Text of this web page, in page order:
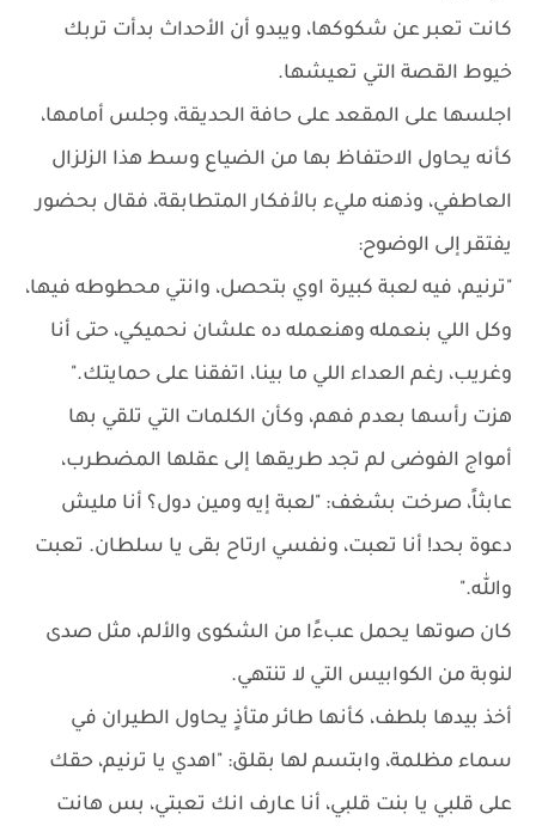
كانت تعبر عن شكوكها، ويبدو أن الأحداث بدأت تربك
خيوط القصة التي تعيشها.
اجلسها على المقعد على حافة الحديقة، وجلس أمامها،
كأنه يحاول الاحتفاظ بها من الضياع وسط هذا الزلزال
العاطفي، وذهنه مليء بالأفكار المتطابقة، فقال بحضور
يفتقر إلى الوضوح:
"ترنيم، فيه لعبة كبيرة اوي بتحصل، وانتي محطوطه فيها،
وكل اللي بنعمله وهنعمله ده علشان نحميكي، حتى أنا
وغريب، رغم العداء اللي ما بينا، اتفقنا على حمايتك."
هزت رأسها بعدم فهم، وكأن الكلمات التي تلقي بها
أمواج الفوضى لم تجد طريقها إلى عقلها المضطرب،
عابثاً، صرخت بشغف: "لعبة إيه ومين دول؟ أنا مليش
دعوة بحد! أنا تعبت، ونفسي ارتاح بقى يا سلطان. تعبت
والله."
كان صوتها يحمل عبءًا من الشكوى والألم، مثل صدى
لنوبة من الكوابيس التي لا تنتهي.
أخذ بيدها بلطف، كأنها طائر متأذٍ يحاول الطيران في
سماء مظلمة، وابتسم لها بقلق: "اهدي يا ترنيم، حقك
على قلبي يا بنت قلبي، أنا عارف انك تعبتي، بس هانت